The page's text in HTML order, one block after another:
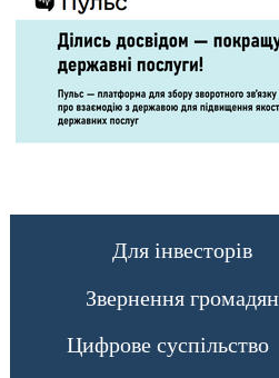
Для інвесторів
Звернення громадян
Цифрове суспільство